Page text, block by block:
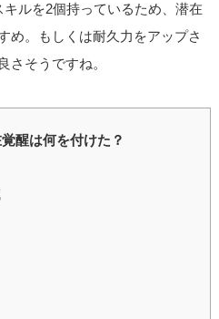
ルを2個持っているため、潜在
め。もしくは耐久力をアップさ
さそうですね。
醒は何を付けた？